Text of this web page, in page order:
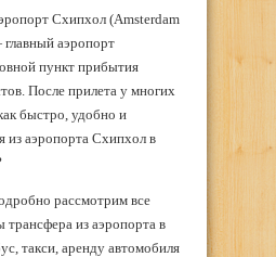
Схипхол (Amsterdam
аэропорт
пункт прибытия
После прилета у многих
быстро, удобно и
из аэропорта Схипхол в
рассмотрим все
из аэропорта в
такси, аренду автомобиля